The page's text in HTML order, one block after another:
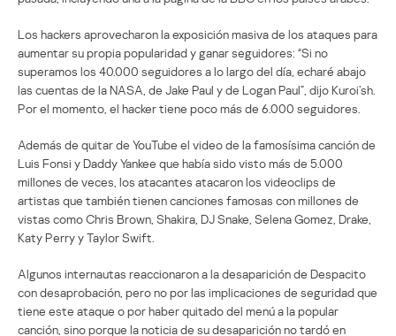
Los hackers aprovecharon la exposición masiva de los ataques para
aumentar su propia popularidad y ganar seguidores: “Si no
superamos los 40.000 seguidores a lo largo del día, echaré abajo
las cuentas de la NASA, de Jake Paul y de Logan Paul”, dijo Kuroi’sh.
Por el momento, el hacker tiene poco más de 6.000 seguidores.
Además de quitar de YouTube el video de la famosísima canción de
Luis Fonsi y Daddy Yankee que había sido visto más de 5.000
millones de veces, los atacantes atacaron los videoclips de
artistas que también tienen canciones famosas con millones de
vistas como Chris Brown, Shakira, DJ Snake, Selena Gomez, Drake,
Katy Perry y Taylor Swift.
Algunos internautas reaccionaron a la desaparición de Despacito
con desaprobación, pero no por las implicaciones de seguridad que
tiene este ataque o por haber quitado del menú a la popular
canción, sino porque la noticia de su desaparición no tardó en